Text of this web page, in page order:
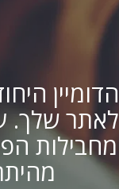
הדומיין
לאתר שלך.
מחבילות